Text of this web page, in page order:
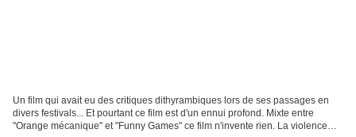
Un film qui avait eu des critiques dithyrambiques lors de ses passages en
divers festivals... Et pourtant ce film est d'un ennui profond. Mixte entre
"Orange mécanique" et "Funny Games" ce film n'invente rien. La violence